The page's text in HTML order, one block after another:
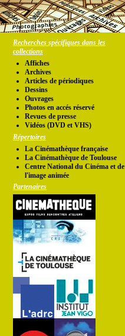
Recherches spécifiques dans les
collections
Affiches
Archives
Articles de périodiques
Dessins
Ouvrages
Photos en accés réservé
Revues de presse
Vidéos (DVD et VHS)
Répertoires
La Cinémathèque française
La Cinémathèque de Toulouse
Centre National du Cinéma et de
l'image animée
Partenaires